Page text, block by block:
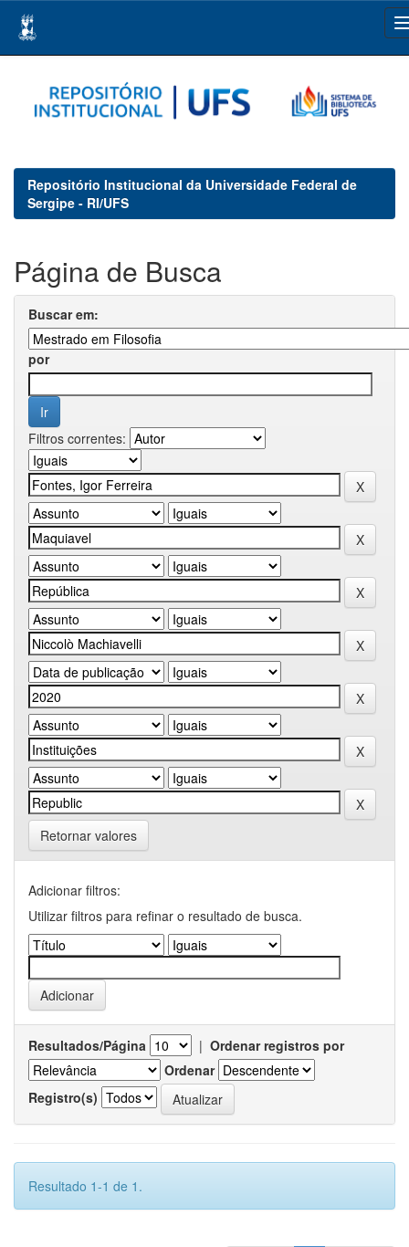
navigation
Repositório Institucional da Universidade Federal de
Sergipe - RI/UFS
Página de Busca
Buscar em:
por
Filtros correntes:
Retornar valores
Adicionar filtros:
Utilizar filtros para refinar o resultado de busca.
Resultados/Página | Ordenar registros por
Ordenar
Registro(s)
Resultado 1-1 de 1.